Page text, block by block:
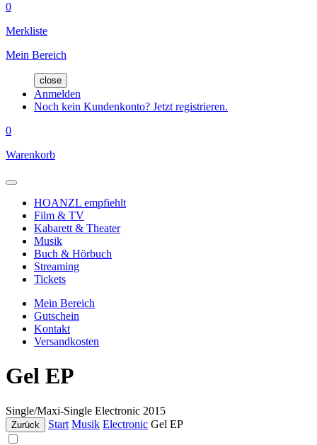
0
Merkliste
Mein Bereich
close
Anmelden
Noch kein Kundenkonto? Jetzt registrieren.
0
Warenkorb
HOANZL empfiehlt
Film & TV
Kabarett & Theater
Musik
Buch & Hörbuch
Streaming
Tickets
Mein Bereich
Gutschein
Kontakt
Versandkosten
Gel EP
Single/Maxi-Single Electronic 2015
Zurück Start Musik Electronic Gel EP